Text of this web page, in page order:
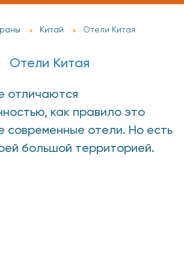
Китай Отели Китая
Отели Китая
отличаются
как правило это
современные отели. Но есть
большой территорией.